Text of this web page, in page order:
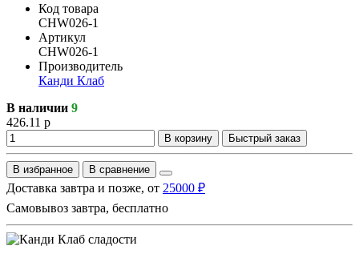
Код товара
CHW026-1
Артикул
CHW026-1
Производитель
Канди Клаб
В наличии 9
426.11 р
В корзину Быстрый заказ
В избранное В сравнение
Доставка завтра и позже, от 25000 ₽
Самовывоз завтра, бесплатно